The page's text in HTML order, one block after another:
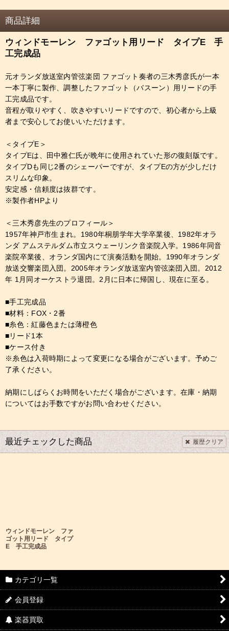
商品詳細
ウィンドモーレン ファゴット用リード タイプE 手
工完成品
元オランダ放送室内管弦楽団 ファゴット奏者の三木秀彦氏が一本
一本丁寧に製作、調整したファゴット（バスーン）用リードの手
工完成品です。
音程が取りやすく、吹きやすいリードですので、初心者から上級
者まで安心してお使いいただけます。
＜タイプE＞
タイプEは、田中雅仁氏が晩年に使用されていた形の復刻版です。
タイプDも同じ2番のシェーパーですが、タイプEの方が少しだけ
スリムな印象。
安定感・信頼度は抜群です。
※製作者HPより
＜三木秀彦先生のプロフィール＞
1957年神戸市生まれ。1980年桐朋学年大学卒業後、1982年オラ
ンダ アムステルダム市立スウェーリンク音楽院入学。1986年同音
楽院卒業後、オランダ国内にて演奏活動を開始。1990年オランダ
放送交響楽団入団。2005年オランダ放送室内管弦楽団入団。2012
年 1月同オーケストラ退団。2月に日本に帰国し、現在に至る。
■手工完成品
■材料：FOX・2番
■糸色：紅藤色または薄橙色
■リード1本
■ケース付き
※糸色は入荷時期によって変更になる場合がございます。予めご
了承ください。
納期にしばらくお時間をいただく場合がございます。在庫・納期
についてはお手数ですがお問い合わせください。
最近チェックした商品 履歴クリア
ウィンドモーレン ファ
ゴット用リード タイプ
E 手工完成品
カテゴリ一覧
会員登録
楽器買取